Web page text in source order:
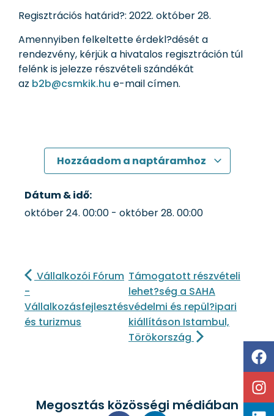
Regisztrációs határid?: 2022. október 28.
Amennyiben felkeltette érdekl?dését a
rendezvény, kérjük a hivatalos regisztráción túl
felénk is jelezze részvételi szándékát
az b2b@csmkik.hu e-mail címen.
Hozzáadom a naptáramhoz
Dátum & idő:
október 24. 00:00 - október 28. 00:00
Vállalkozói Fórum
-
Vállalkozásfejlesztés
és turizmus
Támogatott részvételi
lehet?ség a SAHA
védelmi és repül?ipari
kiállításon Istambul,
Törökország
Megosztás közösségi médiában